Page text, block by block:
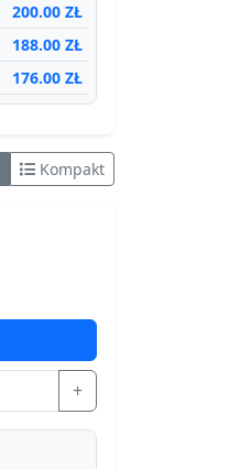
200.00 ZŁ
188.00 ZŁ
176.00 ZŁ
Kompakt
+